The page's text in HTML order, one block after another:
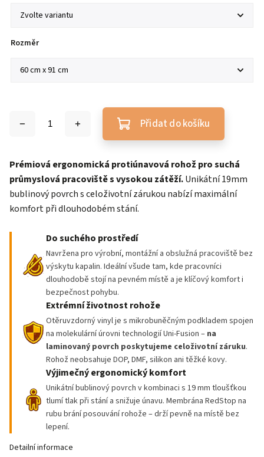
Rozměr
Přidat do košíku
Prémiová ergonomická protiúnavová rohož pro suchá
průmyslová pracoviště s vysokou zátěží.Unikátní 19mm
bublinový povrch s celoživotní zárukou nabízí maximální
komfort při dlouhodobém stání.
Do suchého prostředí
Navržena pro výrobní, montážní a obslužná pracoviště bez
výskytu kapalin. Ideální všude tam, kde pracovníci
dlouhodobě stojí na pevném místě a je klíčový komfort i
bezpečnost pohybu.
Extrémní životnost rohože
Otěruvzdorný vinyl je s mikrobuněčným podkladem spojen
na molekulární úrovni technologií Uni-Fusion – na
laminovaný povrch poskytujeme celoživotní záruku.
Rohož neobsahuje DOP, DMF, silikon ani těžké kovy.
Výjimečný ergonomický komfort
Unikátní bublinový povrch v kombinaci s 19 mm tloušťkou
tlumí tlak při stání a snižuje únavu. Membrána RedStop na
rubu brání posouvání rohože – drží pevně na místě bez
lepení.
Detailní informace